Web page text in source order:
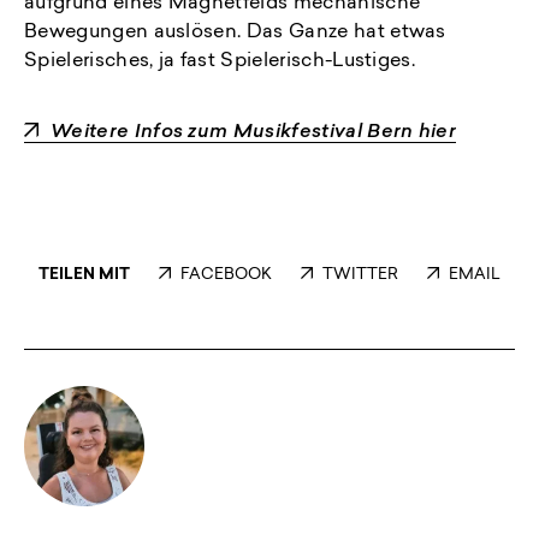
Bewegungen auslösen. Das Ganze hat etwas
Spielerisches, ja fast Spielerisch-Lustiges.
Weitere Infos zum Musikfestival Bern hier
TEILEN MIT FACEBOOK TWITTER EMAIL